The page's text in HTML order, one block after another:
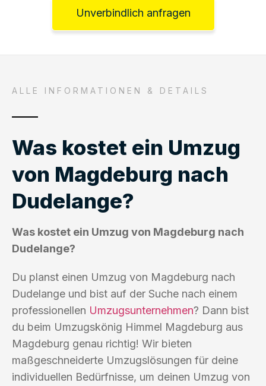
Unverbindlich anfragen
ALLE INFORMATIONEN & DETAILS
Was kostet ein Umzug
von Magdeburg nach
Dudelange?
Was kostet ein Umzug von Magdeburg nach
Dudelange?
Du planst einen Umzug von Magdeburg nach
Dudelange und bist auf der Suche nach einem
professionellen Umzugsunternehmen? Dann bist
du beim Umzugskönig Himmel Magdeburg aus
Magdeburg genau richtig! Wir bieten
maßgeschneiderte Umzugslösungen für deine
individuellen Bedürfnisse, um deinen Umzug von